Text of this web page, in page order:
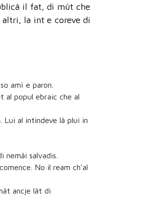
il fat, di mût che
la int e coreve di
amì e paron.
al popul ebraic che al
Lui al intindeve lâ plui in
salvadis.
No il ream ch’al
ancje lât di